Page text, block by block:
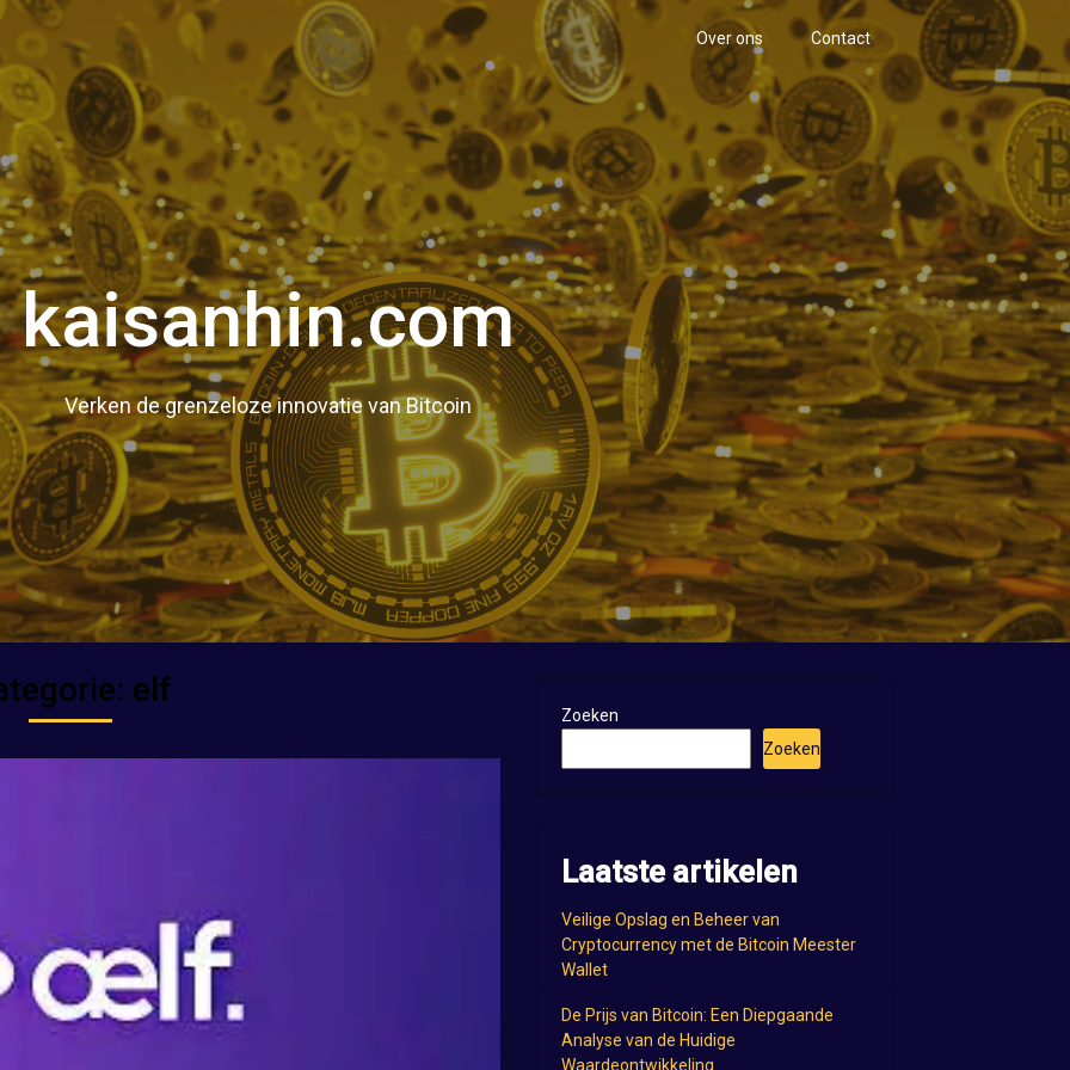
Over ons Contact
kaisanhin.com
Verken de grenzeloze innovatie van Bitcoin
elf
Zoeken
Zoeken
Laatste artikelen
Veilige Opslag en Beheer van
Cryptocurrency met de Bitcoin Meester
Wallet
De Prijs van Bitcoin: Een Diepgaande
Analyse van de Huidige
Waardeontwikkeling